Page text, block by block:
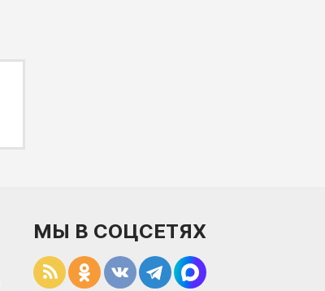
МЫ В СОЦСЕТЯХ